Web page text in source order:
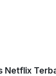
Netflix